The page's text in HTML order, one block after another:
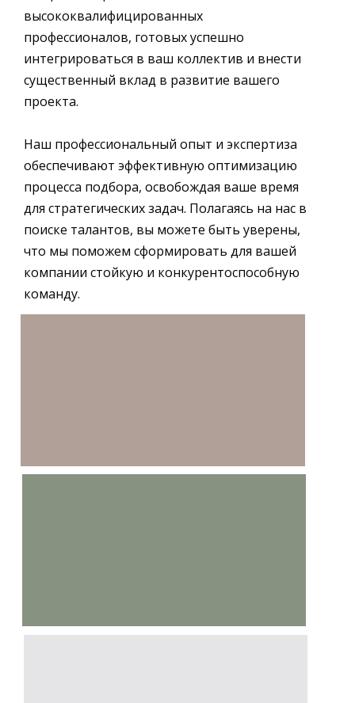
высококвалифицированных
профессионалов, готовых успешно
интегрироваться в ваш коллектив и внести
существенный вклад в развитие вашего
проекта.
Наш профессиональный опыт и экспертиза
обеспечивают эффективную оптимизацию
процесса подбора, освобождая ваше время
для стратегических задач. Полагаясь на нас в
поиске талантов, вы можете быть уверены,
что мы поможем сформировать для вашей
компании стойкую и конкурентоспособную
команду.